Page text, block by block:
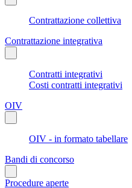
Contrattazione collettiva
Contrattazione integrativa
Contratti integrativi
Costi contratti integrativi
OIV
OIV - in formato tabellare
Bandi di concorso
Procedure aperte